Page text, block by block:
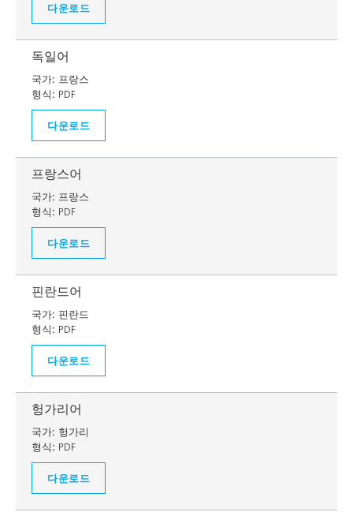
다운로드
독일어
국가: 프랑스
형식: PDF
다운로드
프랑스어
국가: 프랑스
형식: PDF
다운로드
핀란드어
국가: 핀란드
형식: PDF
다운로드
헝가리어
국가: 헝가리
형식: PDF
다운로드